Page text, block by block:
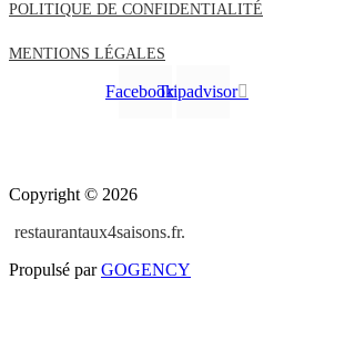
POLITIQUE DE CONFIDENTIALITÉ
MENTIONS LÉGALES
FacebookTripadvisor
Copyright © 2026
restaurantaux4saisons.fr.
Propulsé parGOGENCY